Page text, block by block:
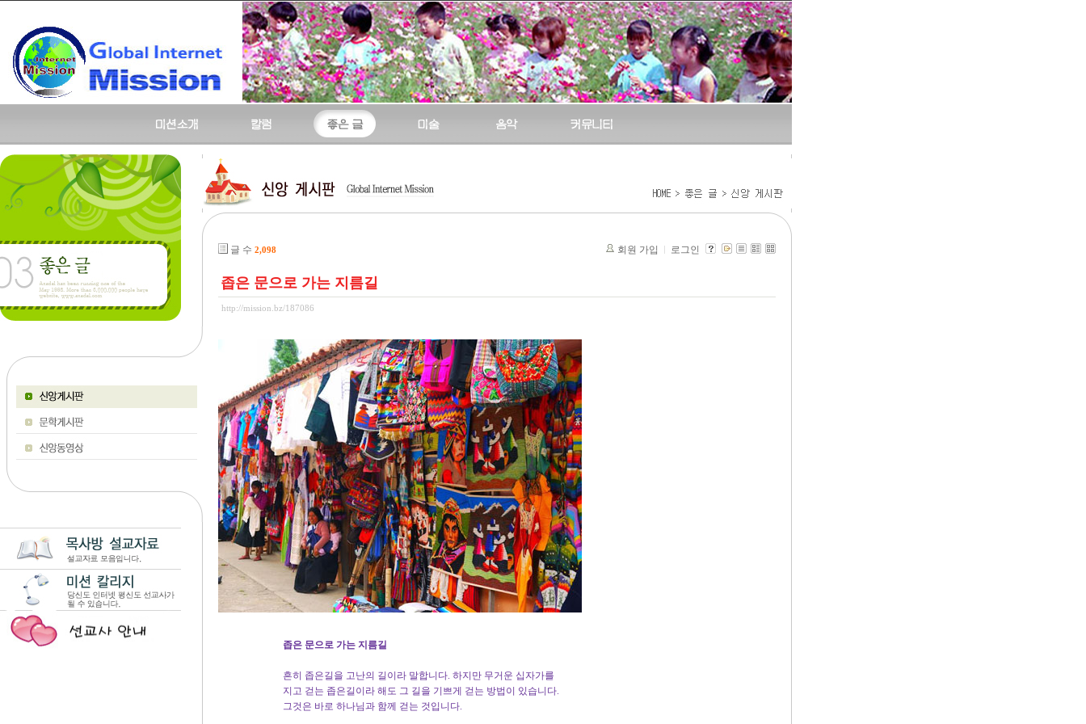
글 수 2,098 회원 가입 로그인
좁은 문으로 가는 지름길
http://mission.bz/187086
좁은 문으로 가는 지름길
흔히 좁은길을 고난의 길이라 말합니다. 하지만 무거운 십자가를
지고 걷는 좁은길이라 해도 그 길을 기쁘게 걷는 방법이 있습니다.
그것은 바로 하나님과 함께 걷는 것입니다.